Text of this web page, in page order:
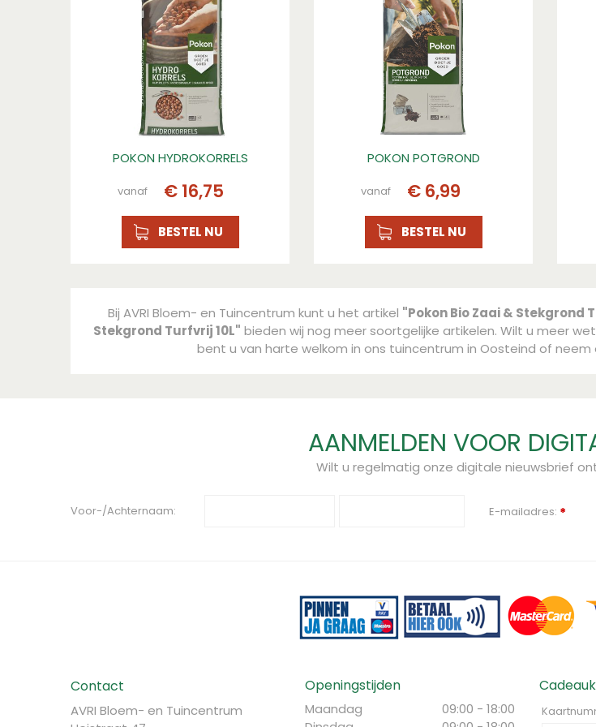
Hoogte (cm)
Gewicht (kg)
Toepassing
Groenten, Kruiden, Groenten, Kruiden
POKON HYDROKORRELS
vanaf € 16,75
BESTEL NU
POKON POTGROND
vanaf € 6,99
BESTEL NU
Bij AVRI Bloem- en Tuincentrum kunt u het artikel "Pokon Bio Zaai & Stekgrond
Stekgrond Turfvrij 10L" bieden wij nog meer soortgelijke artikelen. Wilt u meer
bent u van harte welkom in ons tuincentrum in Oosteind of
AANMELDEN VOOR
Wilt u regelmatig onze digitale nieuwsbrief
Voor-/Achternaam: E-mailadres: *
Contact
AVRI Bloem- en Tuincentrum
Openingstijden
Maandag
09:00 - 18:00